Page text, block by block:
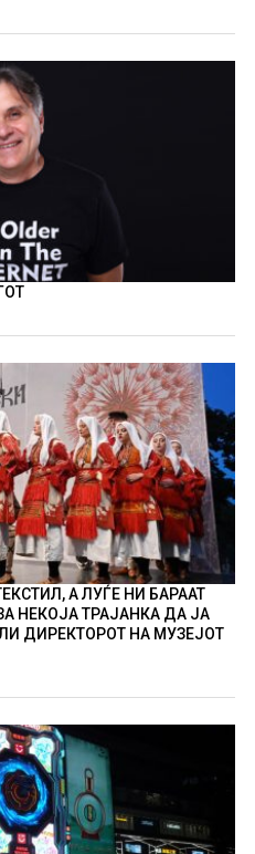
А ЛУЃЕ НИ БАРААТ
НЕКОЈА ТРАЈАНКА ДА ЈА
ДИРЕКТОРОТ НА МУЗЕЈОТ